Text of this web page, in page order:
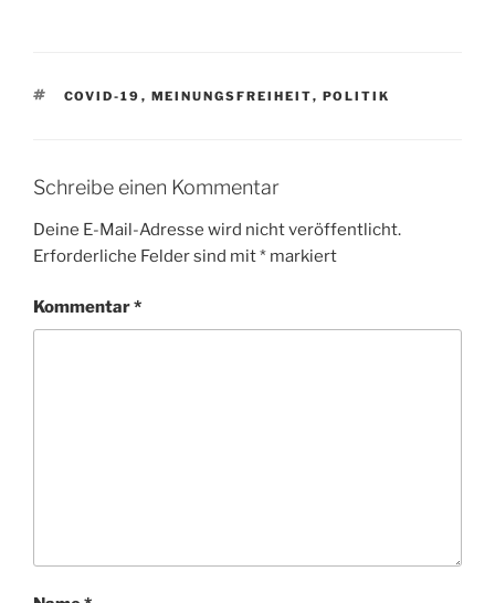
SCHLAGWÖRTER
COVID-19 , MEINUNGSFREIHEIT, POLITIK
Schreibe einen Kommentar
Deine E-Mail-Adresse wird nicht veröffentlicht.
Erforderliche Felder sind mit* markiert
Kommentar*